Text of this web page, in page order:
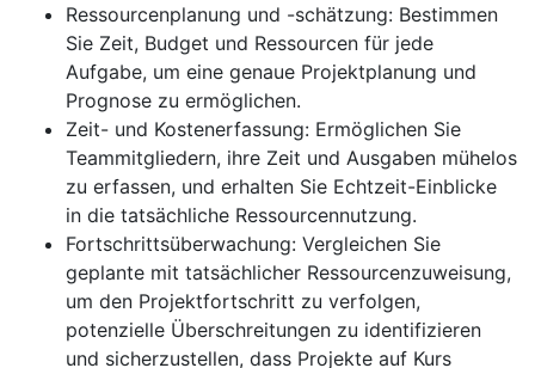
Ressourcenplanung und -schätzung: Bestimmen
Sie Zeit, Budget und Ressourcen für jede
Aufgabe, um eine genaue Projektplanung und
Prognose zu ermöglichen.
Zeit- und Kostenerfassung: Ermöglichen Sie
Teammitgliedern, ihre Zeit und Ausgaben mühelos
zu erfassen, und erhalten Sie Echtzeit-Einblicke
in die tatsächliche Ressourcennutzung.
Fortschrittsüberwachung: Vergleichen Sie
geplante mit tatsächlicher Ressourcenzuweisung,
um den Projektfortschritt zu verfolgen,
potenzielle Überschreitungen zu identifizieren
und sicherzustellen, dass Projekte auf Kurs